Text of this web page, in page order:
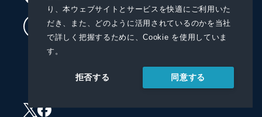
り、本ウェブサイトとサービスを快適にご利用いた
だき、また、どのように活用されているのかを当社
で詳しく把握するために、Cookie を使用していま
す。
拒否する 同意する
ログイン
プレスリリースを受信する